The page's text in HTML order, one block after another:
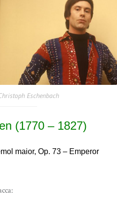
Eschenbach
(1770 – 1827)
maior, Op. 73 – Emperor